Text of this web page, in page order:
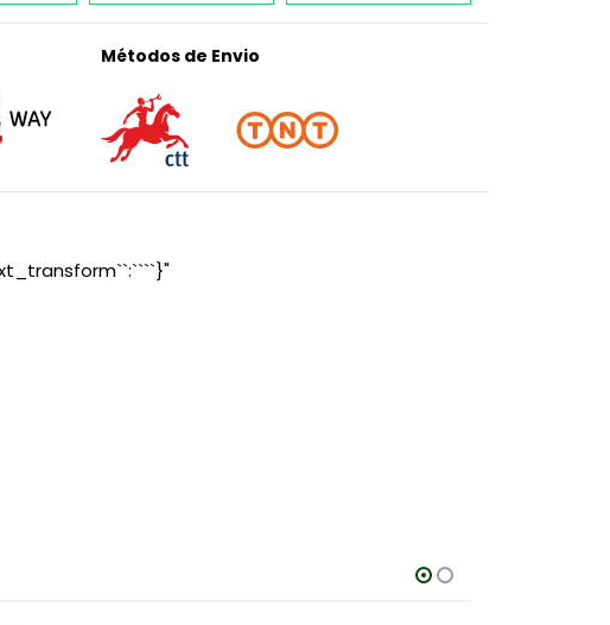
Métodos de Envio